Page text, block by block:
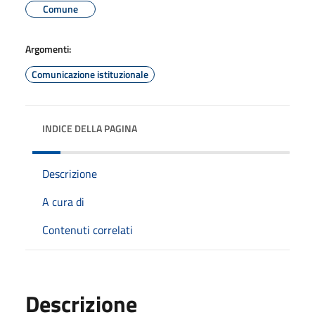
Comune
Argomenti:
Comunicazione istituzionale
INDICE DELLA PAGINA
Descrizione
A cura di
Contenuti correlati
Descrizione